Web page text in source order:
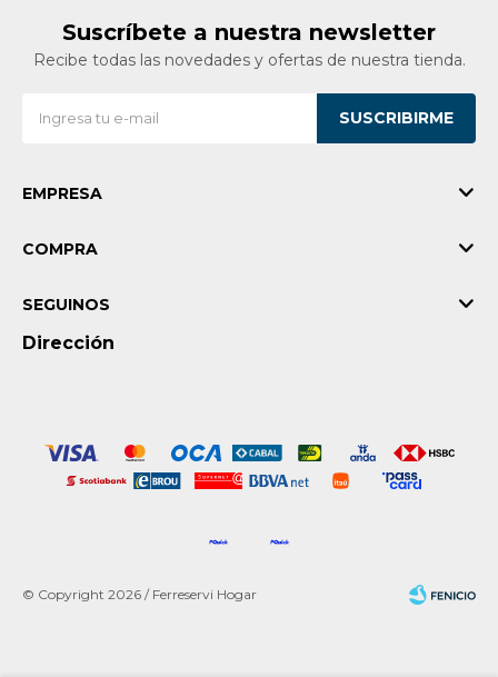
Suscríbete a nuestra newsletter
Recibe todas las novedades y ofertas de nuestra tienda.
SUSCRIBIRME
EMPRESA
COMPRA
Dirección
SEGUINOS
© Copyright 2026 / Ferreservi Hogar